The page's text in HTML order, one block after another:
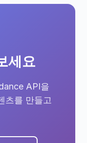
세요
API을
츠를 만들고